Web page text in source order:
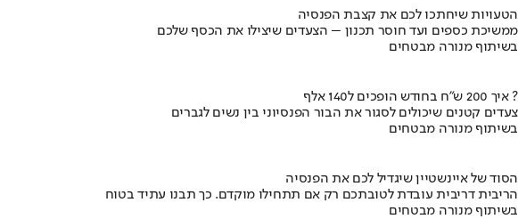
הטעויות שיחתכו לכם את קצבת הפנסיה
ממשיכת כספים ועד חוסר תכנון – הצעדים שיצילו את הכסף שלכם
בשיתוף מנורה מבטחים
איך 200 ש"ח בחודש הופכים ל140 אלף ?
צעדים קטנים שיכולים לסגור את הבור הפנסיוני בין נשים לגברים
בשיתוף מנורה מבטחים
הסוד של איינשטיין שיגדיל לכם את הפנסיה
הריבית דריבית עובדת לטובתכם רק אם תתחילו מוקדם. כך תבנו עתיד בטוח
בשיתוף מנורה מבטחים